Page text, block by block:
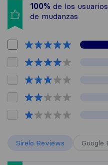
100% de los
de mudanzas
Sirelo Reviews Google